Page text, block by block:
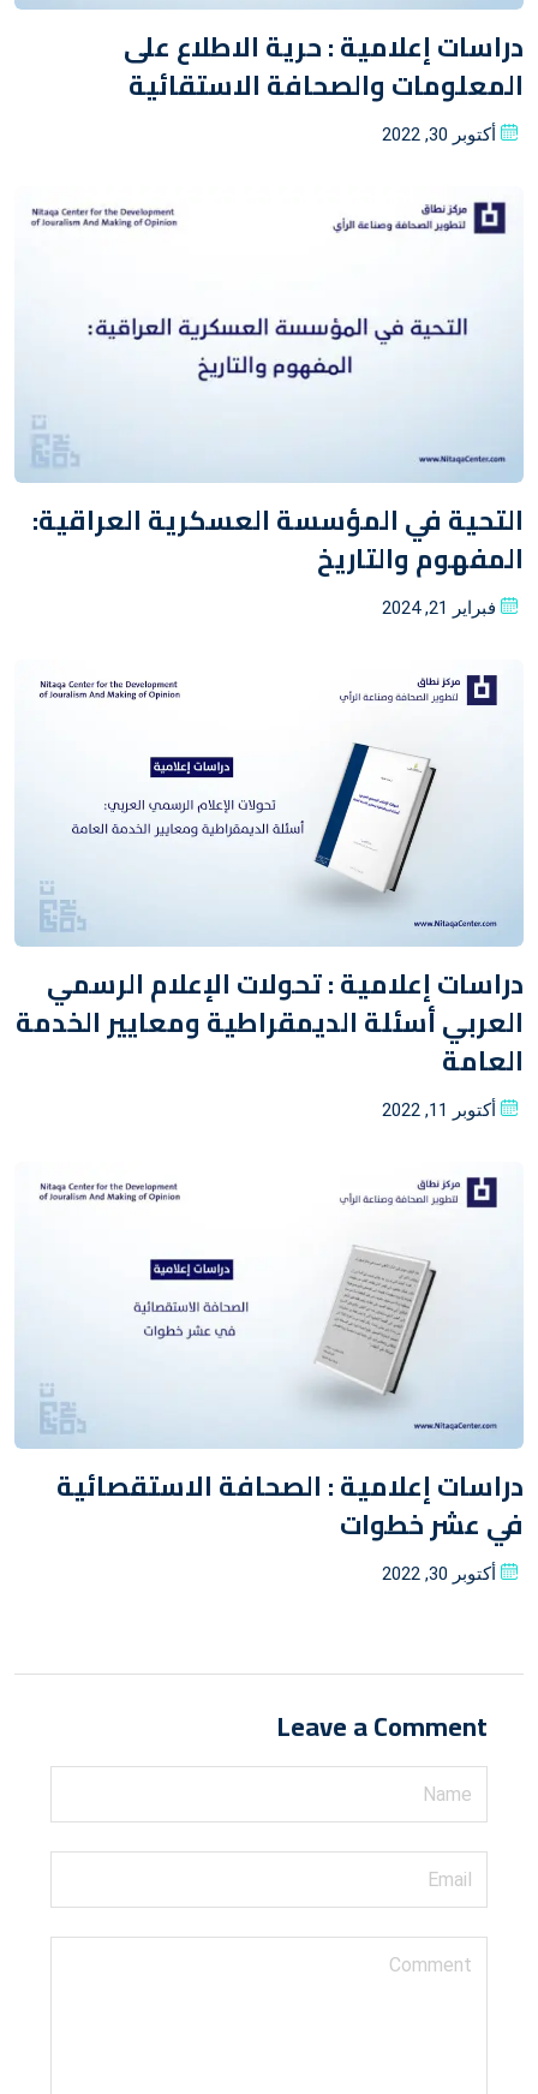
دراسات إعلامية : حرية الاطلاع على
المعلومات والصحافة الاستقائية
Posted
أكتوبر 30, 2022
التحية في المؤسسة العسكرية العراقية:
المفهوم والتاريخ
Posted
فبراير 21, 2024
دراسات إعلامية : تحولات الإعلام الرسمي
العربي أسئلة الديمقراطية ومعايير الخدمة
العامة
Posted
أكتوبر 11, 2022
دراسات إعلامية : الصحافة الاستقصائية
في عشر خطوات
Posted
أكتوبر 30, 2022
Leave a Comment